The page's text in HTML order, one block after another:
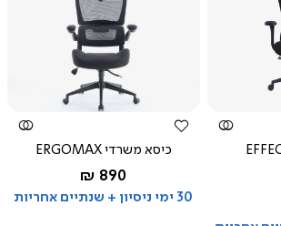
צפייה
מהירה
כיסא משרדי ERGOMAX
החל מ-
890 ₪
30 ימי ניסיון + שנתיים אחריות
שחור